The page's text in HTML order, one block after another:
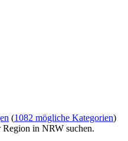
(1082 mögliche Kategorien)
in NRW suchen.